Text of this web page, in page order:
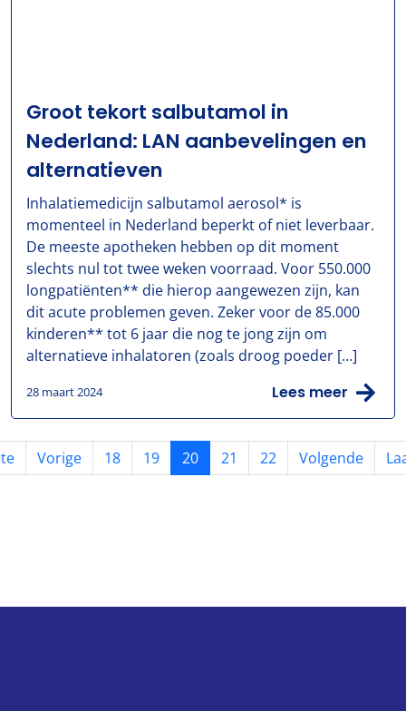
Groot tekort salbutamol in
Nederland: LAN aanbevelingen en
alternatieven
Inhalatiemedicijn salbutamol aerosol* is
momenteel in Nederland beperkt of niet leverbaar.
De meeste apotheken hebben op dit moment
slechts nul tot twee weken voorraad. Voor 550.000
longpatiënten** die hierop aangewezen zijn, kan
dit acute problemen geven. Zeker voor de 85.000
kinderen** tot 6 jaar die nog te jong zijn om
alternatieve inhalatoren (zoals droog poeder […]
28 maart 2024 Lees meer
Vorige 18 19 20 21 22 Volgende